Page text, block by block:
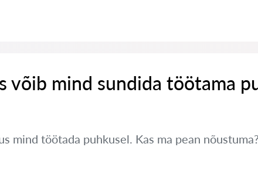
võib mind sundida töötama
mind töötada puhkusel. Kas ma pean nõustuma?